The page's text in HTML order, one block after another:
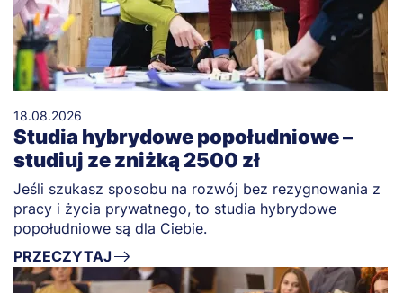
18.08.2026
Studia hybrydowe popołudniowe –
studiuj ze zniżką 2500 zł
Jeśli szukasz sposobu na rozwój bez rezygnowania z
pracy i życia prywatnego, to studia hybrydowe
popołudniowe są dla Ciebie.
PRZECZYTAJ